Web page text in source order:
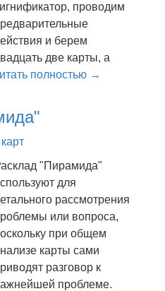
проводим
и берем
две карты, а
полностью →
"Пирамида"
для
рассмотрения
или вопроса,
при общем
карты сами
разговор к
проблеме.